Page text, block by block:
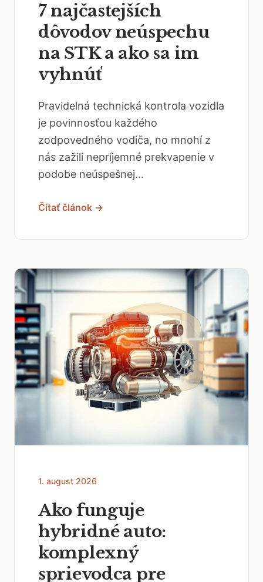
7 najčastejších
dôvodov neúspechu
na STK a ako sa im
vyhnúť
Pravidelná technická kontrola vozidla
je povinnosťou každého
zodpovedného vodiča, no mnohí z
nás zažili nepríjemné prekvapenie v
podobe neúspešnej...
Čítať článok →
1. august 2026
Ako funguje
hybridné auto:
komplexný
sprievodca pre